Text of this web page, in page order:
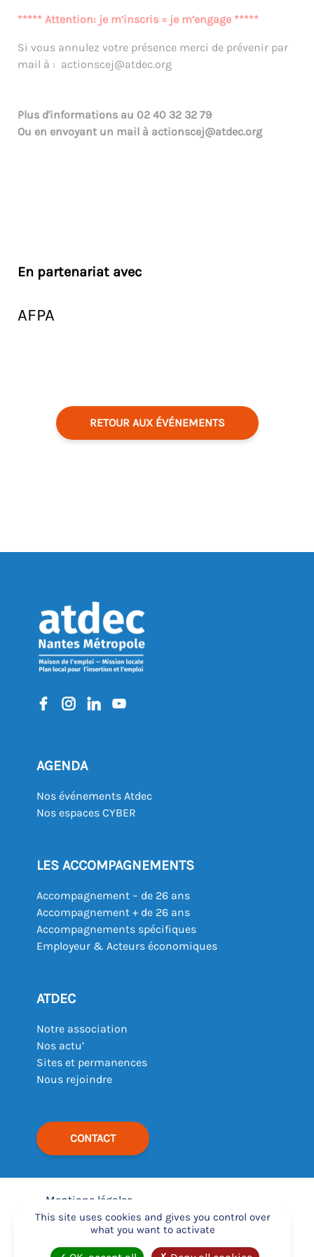
***** Attention: je m’inscris = je m’engage *****
Si vous annulez votre présence merci de prévenir par
mail à : actionscej@atdec.org
Plus d'informations au 02 40 32 32 79
Ou en envoyant un mail à actionscej@atdec.org
En partenariat avec
AFPA
RETOUR AUX ÉVÉNEMENTS
AGENDA
Nos événements Atdec
Nos espaces CYBER
LES ACCOMPAGNEMENTS
Accompagnement – de 26 ans
Accompagnement + de 26 ans
Accompagnements spécifiques
Employeur & Acteurs économiques
ATDEC
Notre association
Nos actu’
Sites et permanences
Nous rejoindre
CONTACT
Mentions légales
–
Déclaration d’accessibilité
–
This site uses cookies and gives you control over
what you want to activate